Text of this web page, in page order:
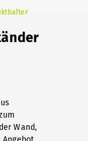
Wand,